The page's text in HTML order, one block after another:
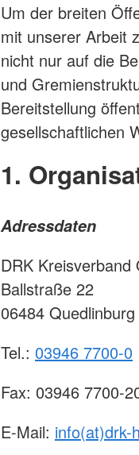
Um der breiten
mit unserer Arbeit
nicht nur auf die
und
Bereitstellung
gesellschaftlichen
1.
Adressdaten
DRK Kreisverband
Ballstraße 22
06484 Quedlinburg
Tel.: 03946 7700-0
Fax: 03946 7700-
E-Mail: info(at)drk-